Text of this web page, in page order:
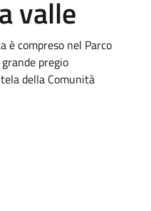
valle
è compreso nel Parco
pregio
della Comunità